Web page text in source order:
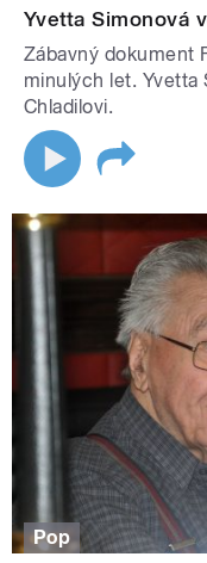
Yvetta Simonová
Zábavný dokument
minulých let. Yvetta
Chladilovi.
Pop